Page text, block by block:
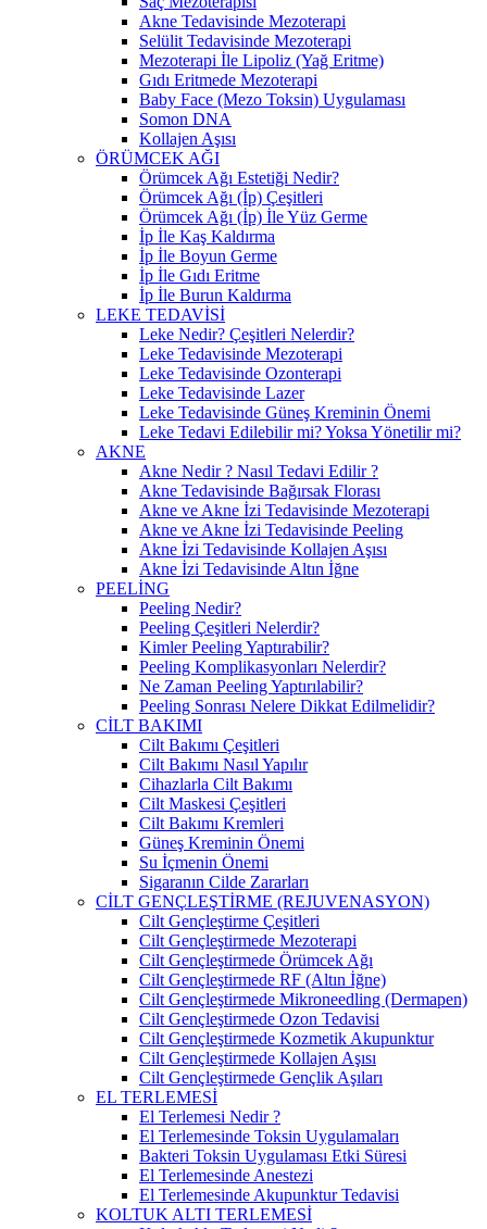
Akne Tedavisinde Mezoterapi
Selülit Tedavisinde Mezoterapi
Mezoterapi İle Lipoliz (Yağ Eritme)
Gıdı Eritmede Mezoterapi
Baby Face (Mezo Toksin) Uygulaması
Somon DNA
Kollajen Aşısı
ÖRÜMCEK AĞI
Örümcek Ağı Estetiği Nedir?
Örümcek Ağı (İp) Çeşitleri
Örümcek Ağı (İp) İle Yüz Germe
İp İle Kaş Kaldırma
İp İle Boyun Germe
İp İle Gıdı Eritme
İp İle Burun Kaldırma
LEKE TEDAVİSİ
Leke Nedir? Çeşitleri Nelerdir?
Leke Tedavisinde Mezoterapi
Leke Tedavisinde Ozonterapi
Leke Tedavisinde Lazer
Leke Tedavisinde Güneş Kreminin Önemi
Leke Tedavi Edilebilir mi? Yoksa Yönetilir mi?
AKNE
Akne Nedir ? Nasıl Tedavi Edilir ?
Akne Tedavisinde Bağırsak Florası
Akne ve Akne İzi Tedavisinde Mezoterapi
Akne ve Akne İzi Tedavisinde Peeling
Akne İzi Tedavisinde Kollajen Aşısı
Akne İzi Tedavisinde Altın İğne
PEELİNG
Peeling Nedir?
Peeling Çeşitleri Nelerdir?
Kimler Peeling Yaptırabilir?
Peeling Komplikasyonları Nelerdir?
Ne Zaman Peeling Yaptırılabilir?
Peeling Sonrası Nelere Dikkat Edilmelidir?
CİLT BAKIMI
Cilt Bakımı Çeşitleri
Cilt Bakımı Nasıl Yapılır
Cihazlarla Cilt Bakımı
Cilt Maskesi Çeşitleri
Cilt Bakımı Kremleri
Güneş Kreminin Önemi
Su İçmenin Önemi
Sigaranın Cilde Zararları
CİLT GENÇLEŞTİRME (REJUVENASYON)
Cilt Gençleştirme Çeşitleri
Cilt Gençleştirmede Mezoterapi
Cilt Gençleştirmede Örümcek Ağı
Cilt Gençleştirmede RF (Altın İğne)
Cilt Gençleştirmede Mikroneedling (Dermapen)
Cilt Gençleştirmede Ozon Tedavisi
Cilt Gençleştirmede Kozmetik Akupunktur
Cilt Gençleştirmede Kollajen Aşısı
Cilt Gençleştirmede Gençlik Aşıları
EL TERLEMESİ
El Terlemesi Nedir ?
El Terlemesinde Toksin Uygulamaları
Bakteri Toksin Uygulaması Etki Süresi
El Terlemesinde Anestezi
El Terlemesinde Akupunktur Tedavisi
KOLTUK ALTI TERLEMESİ